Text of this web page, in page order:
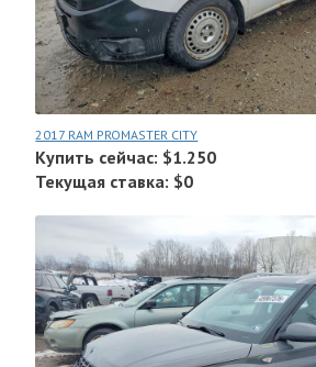
2017 RAM PROMASTER CITY
Купить сейчас: $1.250
Текущая ставка: $0